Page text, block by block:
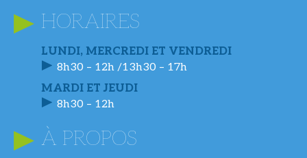
HORAIRES
LUNDI, MERCREDI ET VENDREDI
8h30 – 12h /13h30 – 17h
MARDI ET JEUDI
8h30 – 12h
À PROPOS